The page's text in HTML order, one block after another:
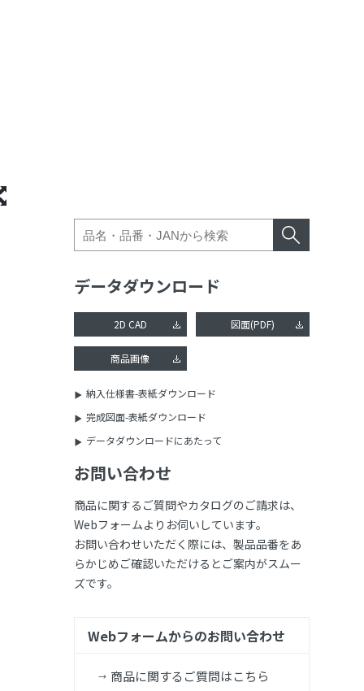
データダウンロード
2D CAD 図面(PDF)
商品画像
納入仕様書-表紙ダウンロード
完成図面-表紙ダウンロード
データダウンロードにあたって
お問い合わせ
商品に関するご質問やカタログのご請求は、
Webフォームよりお伺いしています。
お問い合わせいただく際には、製品品番をあ
らかじめご確認いただけるとご案内がスムー
ズです。
Webフォームからのお問い合わせ
商品に関するご質問はこちら